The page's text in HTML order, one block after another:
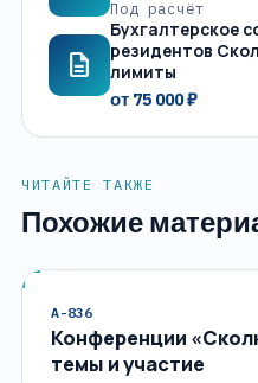
Под расчёт
description
Бухгалтерское
резидентов
лимиты
от 75 000 ₽
ЧИТАЙТЕ ТАКЖЕ
Похожие
A-836
Конференции
темы и участие